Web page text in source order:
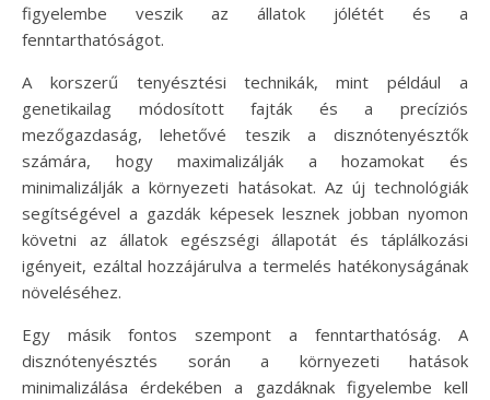
figyelembe veszik az állatok jólétét és a
fenntarthatóságot.
A korszerű tenyésztési technikák, mint például a
genetikailag módosított fajták és a precíziós
mezőgazdaság, lehetővé teszik a disznótenyésztők
számára, hogy maximalizálják a hozamokat és
minimalizálják a környezeti hatásokat. Az új technológiák
segítségével a gazdák képesek lesznek jobban nyomon
követni az állatok egészségi állapotát és táplálkozási
igényeit, ezáltal hozzájárulva a termelés hatékonyságának
növeléséhez.
Egy másik fontos szempont a fenntarthatóság. A
disznótenyésztés során a környezeti hatások
minimalizálása érdekében a gazdáknak figyelembe kell